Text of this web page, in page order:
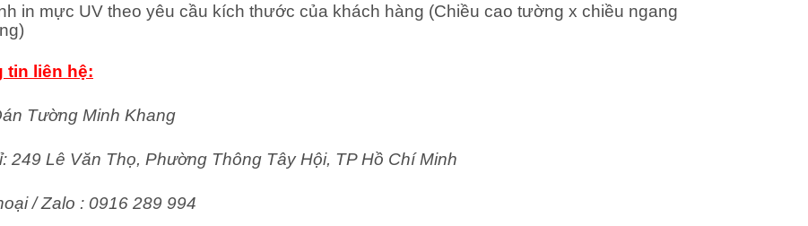
in mực UV theo yêu cầu kích thước của khách hàng (Chiều cao tường x chiều ngang
tin liên hệ:
Tường Minh Khang
249 Lê Văn Thọ, Phường Thông Tây Hội, TP Hồ Chí Minh
/ Zalo : 0916 289 994